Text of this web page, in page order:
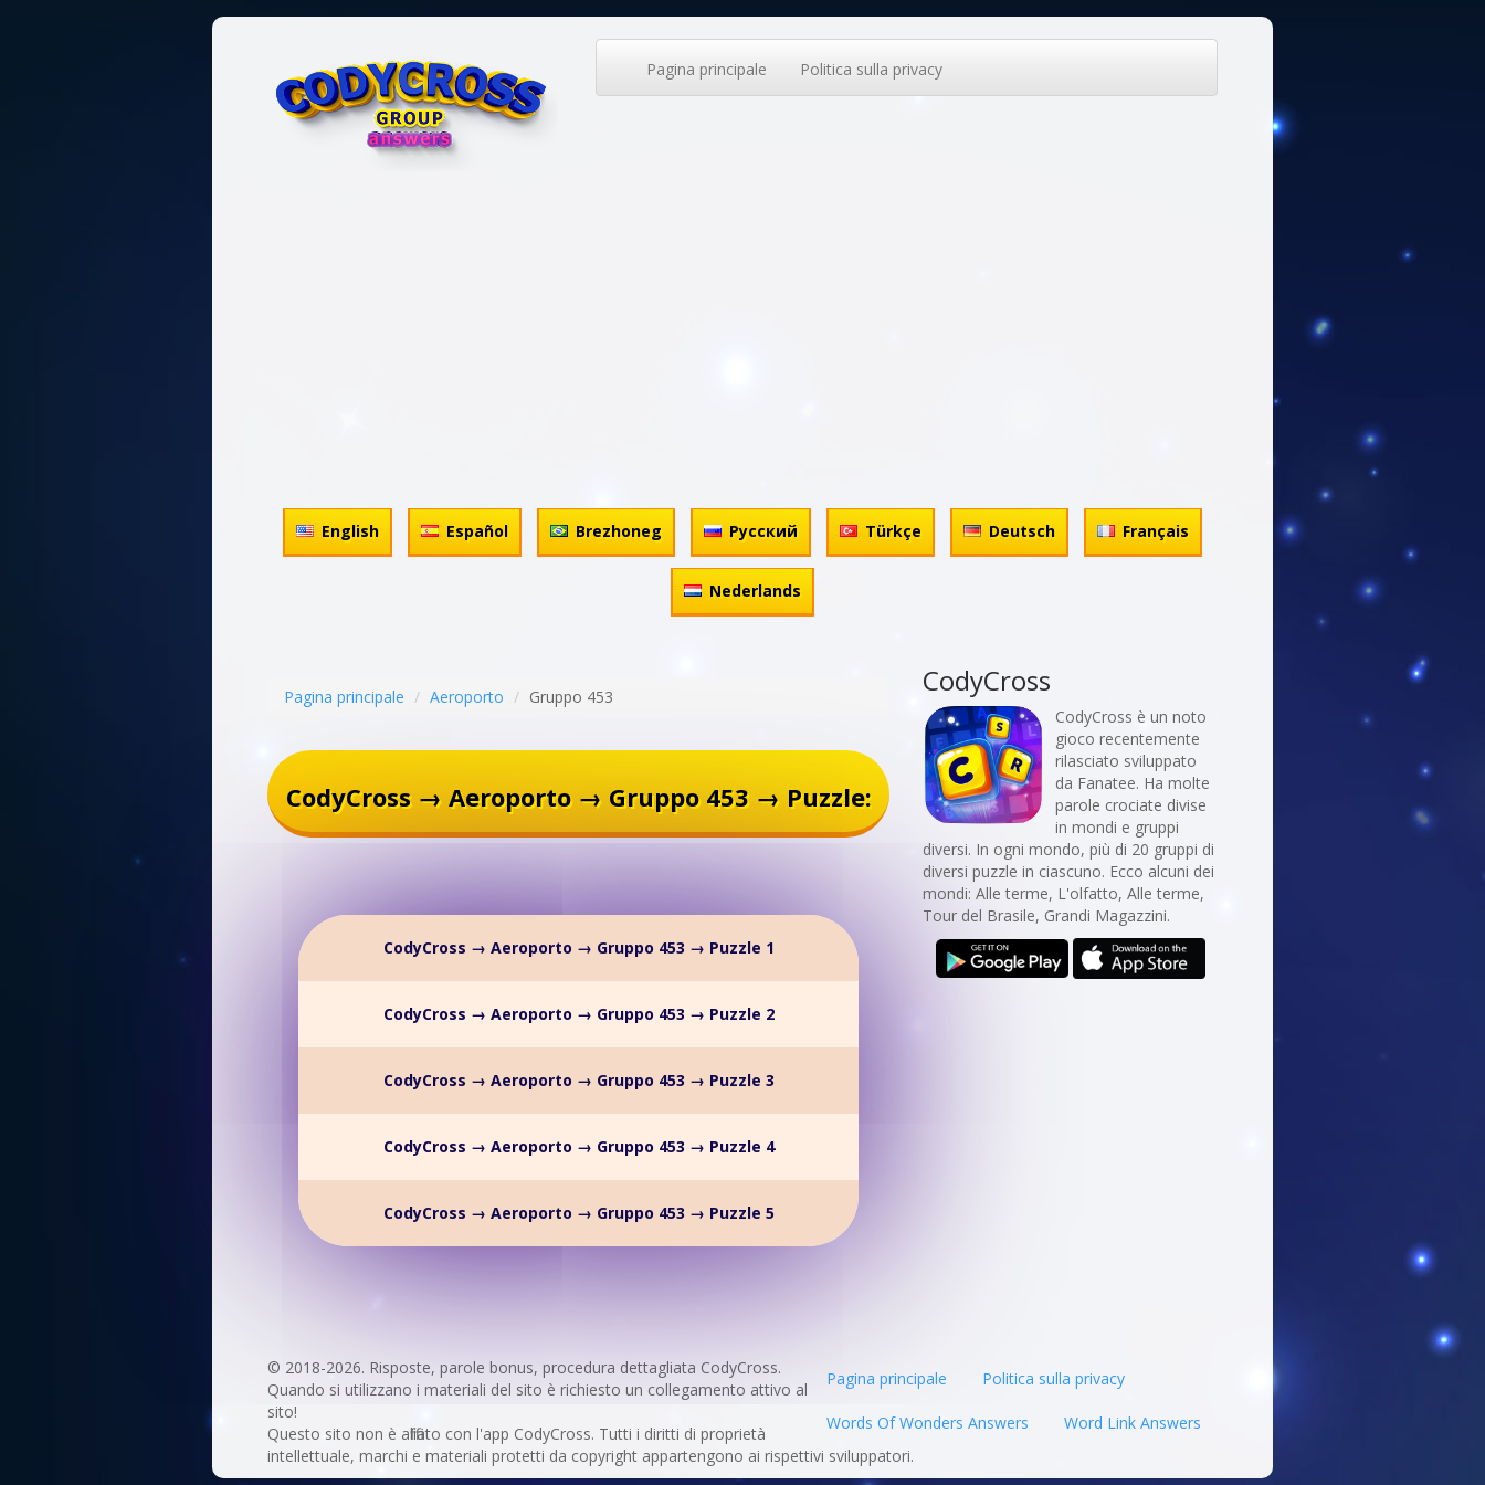
Pagina principale Politica sulla privacy
English Español Brezhoneg Русский Türkçe Deutsch Français
Nederlands
Pagina principale Aeroporto Gruppo 453
CodyCross → Aeroporto → Gruppo 453 → Puzzle:
CodyCross → Aeroporto → Gruppo 453 → Puzzle 1
CodyCross → Aeroporto → Gruppo 453 → Puzzle 2
CodyCross → Aeroporto → Gruppo 453 → Puzzle 3
CodyCross → Aeroporto → Gruppo 453 → Puzzle 4
CodyCross → Aeroporto → Gruppo 453 → Puzzle 5
CodyCross
CodyCross è un noto
gioco recentemente
rilasciato sviluppato
da Fanatee. Ha molte
parole crociate divise
in mondi e gruppi
diversi. In ogni mondo, più di 20 gruppi di
diversi puzzle in ciascuno. Ecco alcuni dei
mondi: Alle terme, L'olfatto, Alle terme,
Tour del Brasile, Grandi Magazzini.
Pagina principale Politica sulla privacy
Words Of Wonders Answers Word Link Answers
© 2018-2026. Risposte, parole bonus, procedura dettagliata CodyCross.
Quando si utilizzano i materiali del sito è richiesto un collegamento attivo al
sito!
Questo sito non è affiliato con l'app CodyCross. Tutti i diritti di proprietà
intellettuale, marchi e materiali protetti da copyright appartengono ai rispettivi sviluppatori.